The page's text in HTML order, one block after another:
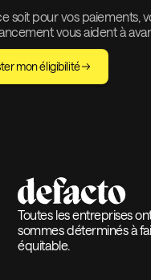
soit pour vos paiements,
vous aident à
mon éligibilité
Toutes les entreprises
sommes déterminés à
équitable.